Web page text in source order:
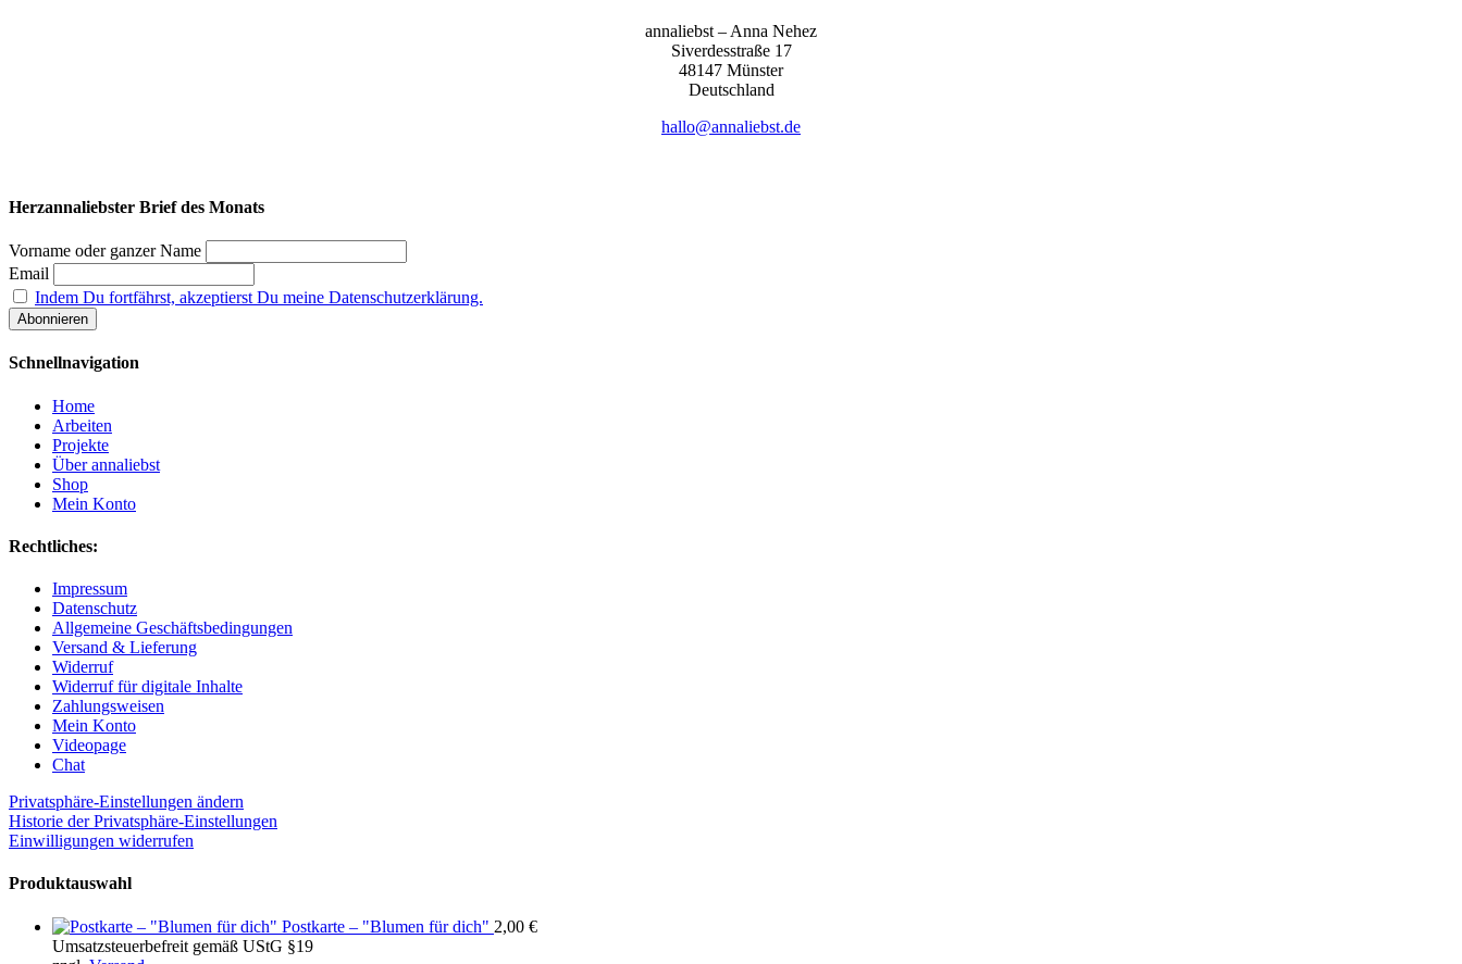
anna­liebst – Anna Nehez
Sive­r­des­stra­ße 17
48147 Müns­ter
Deutsch­land
hallo@annaliebst.de
Herzannaliebster Brief des Monats
Vorname oder ganzer Name
Email
Indem Du fortfährst, akzeptierst Du meine Datenschutzerklärung.
Schnellnavigation
Home
Arbeiten
Projekte
Über annaliebst
Shop
Mein Konto
Rechtliches:
Impressum
Datenschutz
Allgemeine Geschäftsbedingungen
Versand & Lieferung
Widerruf
Widerruf für digitale Inhalte
Zahlungsweisen
Mein Konto
Videopage
Chat
Privatsphäre-Einstellungen ändern
Historie der Privatsphäre-Einstellungen
Einwilligungen widerrufen
Produktauswahl
Postkarte – "Blumen für dich" 2,00 €
Umsatzsteuerbefreit gemäß UStG §19